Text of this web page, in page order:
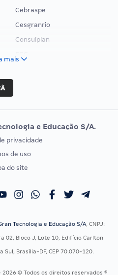
Cebraspe
Cesgranrio
Consulplan
Vunesp
EXAME DE ORDEM
Calendário OAB
mais
e Educação S/A.
privacidade
de uso
do site
Tecnologia e Educação S/A, CNPJ:
02, Bloco J, Lote 10, Edifício Carlton
Sul, Brasília-DF, CEP 70.070-120.
2026 © Todos os direitos reservados ®